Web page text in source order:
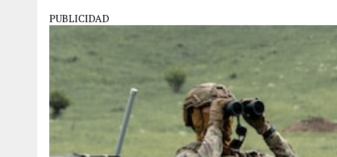
PUBLICIDAD